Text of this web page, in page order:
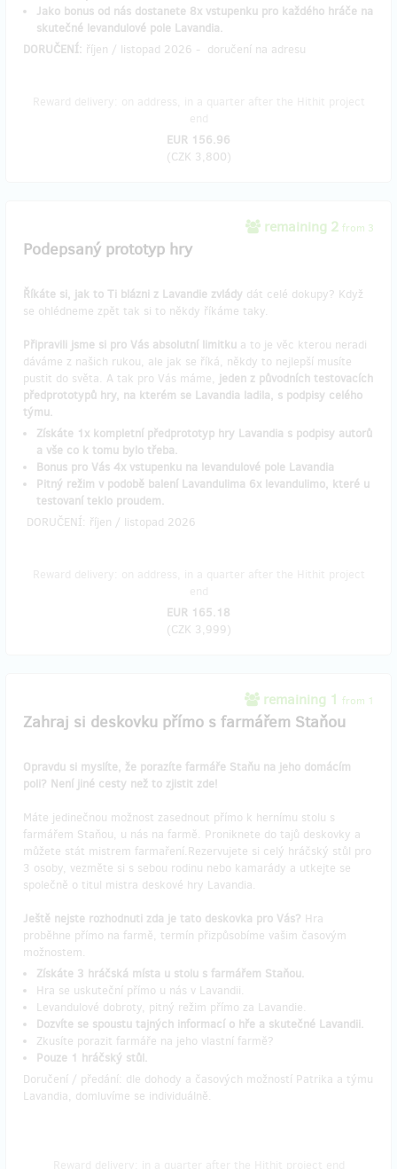
Jako bonus od nás dostanete 8x vstupenku pro každého hráče na
skutečné levandulové pole Lavandia.
DORUČENÍ: říjen / listopad 2026 - doručení na adresu ​
EUR 156.96
(CZK 3,800)
remaining 2 from 3
Podepsaný prototyp hry
Říkáte si, jak to Ti blázni z Lavandie zvlády dát celé dokupy? Když
se ohlédneme zpět tak si to někdy říkáme taky.
Připravili jsme si pro Vás absolutní limitku a to je věc kterou neradi
dáváme z našich rukou, ale jak se říká, někdy to nejlepší musíte
pustit do světa. A tak pro Vás máme, jeden z původních testovacích
předprototypů hry, na kterém se Lavandia ladila, s podpisy celého
týmu.
Získáte 1x kompletní předprototyp hry Lavandia s podpisy autorů
a vše co k tomu bylo třeba.
Bonus pro Vás 4x vstupenku na levandulové pole Lavandia
Pitný režim v podobě balení Lavandulima 6x levandulimo, které u
testovaní teklo proudem.
DORUČENÍ: říjen / listopad 2026
EUR 165.18
(CZK 3,999)
remaining 1 from 1
Zahraj si deskovku přímo s farmářem Staňou
Opravdu si myslíte, že porazíte farmáře Staňu na jeho domácím
poli? Není jiné cesty než to zjistit zde!
Máte jedinečnou možnost zasednout přímo k hernímu stolu s
farmářem Staňou, u nás na farmě. Proniknete do tajů deskovky a
můžete stát mistrem farmaření.Rezervujete si celý hráčský stůl pro
3 osoby, vezměte si s sebou rodinu nebo kamarády a utkejte se
společně o titul mistra deskové hry Lavandia.
Ještě nejste rozhodnuti zda je tato deskovka pro Vás? Hra
proběhne přímo na farmě, termín přizpůsobíme vašim časovým
možnostem.
Získáte 3 hráčská místa u stolu s farmářem Staňou.
Hra se uskuteční přímo u nás v Lavandii.
Levandulové dobroty, pitný režim přímo za Lavandie.
Dozvíte se spoustu tajných informací o hře a skutečné Lavandii.
Zkusíte porazit farmáře na jeho vlastní farmě?
Pouze 1 hráčský stůl.
Doručení / předání: dle dohody a časových možností Patrika a týmu
Lavandia, domluvíme se individuálně.